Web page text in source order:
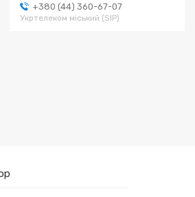
+380 (44) 360-67-07
Укртелеком міський (SIP)